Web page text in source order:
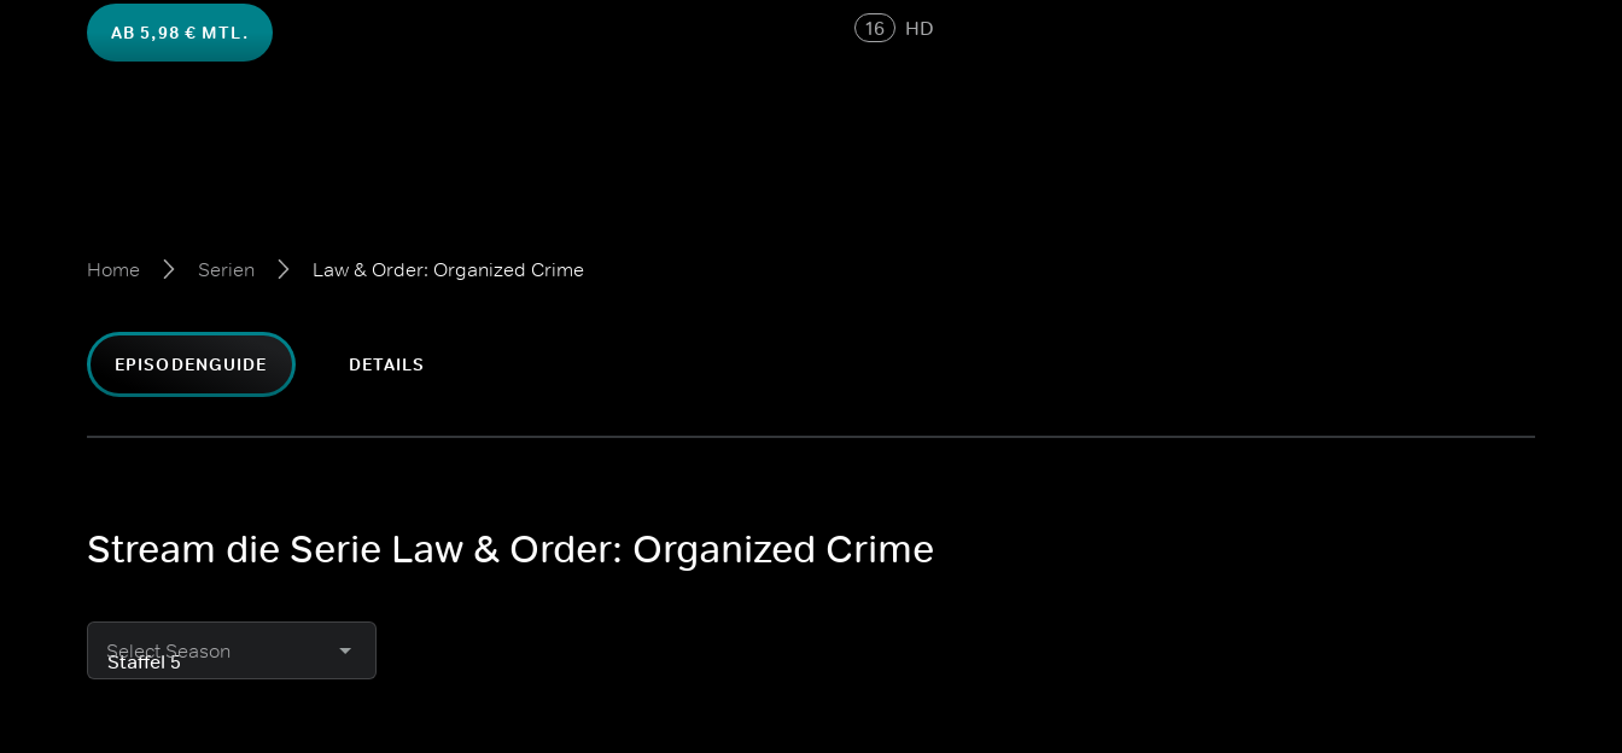
AB 5,98 € MTL.
16
HD
Home Serien Law & Order: Organized Crime
EPISODENGUIDE DETAILS
Stream die Serie Law & Order: Organized Crime
Select Season